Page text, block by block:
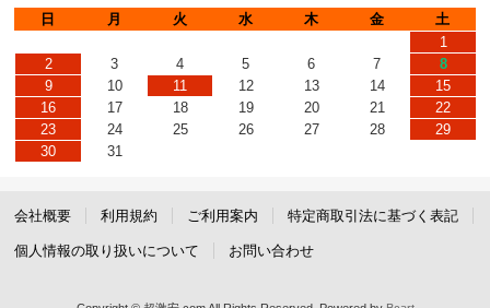
日
月 火 水 木 金
土
1
2
3 4 5 6 7
8
9
10 11 12 13 14
15
16
17 18 19 20 21
22
23
24 25 26 27 28
29
30
31
会社概要 利用規約 ご利用案内 特定商取引法に基づく表記
個人情報の取り扱いについて お問い合わせ